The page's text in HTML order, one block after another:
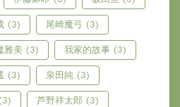
(3) 尾崎魔弓 (3)
雅美 (3) 我家的故事 (3)
(3) 泉田純 (3)
芦野祥太郎 (3)